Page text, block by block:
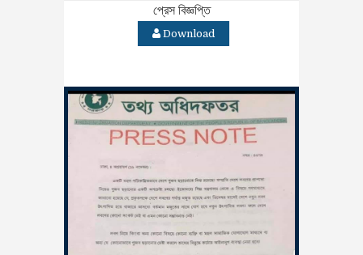
প্রেস বিজ্ঞপ্তি
Download